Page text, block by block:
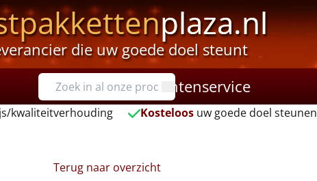
plaza.nl
die uw goede doel steunt
Klantenservice
kwaliteitverhouding Kosteloos uw goede doel steunen
Terug naar overzicht